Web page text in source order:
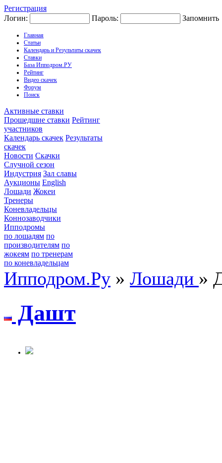
Регистрация
Логин:
Пароль: Запомнить
Главная
Статьи
Календарь и Результаты скачек
Ставки
База Ипподром.РУ
Рейтинг
Видео скачек
Форум
Поиск
Активные ставки
Прошедшие ставки Рейтинг
участников
Календарь скачек Результаты
скачек
Новости Скачки
Случной сезон
Индустрия Зал славы
Аукционы English
Лошади Жокеи
Тренеры
Коневладельцы
Коннозаводчики
Ипподромы
по лошадям по
производителям по
жокеям по тренерам
по коневладельцам
Ипподром.Ру » Лошади »
Дашт